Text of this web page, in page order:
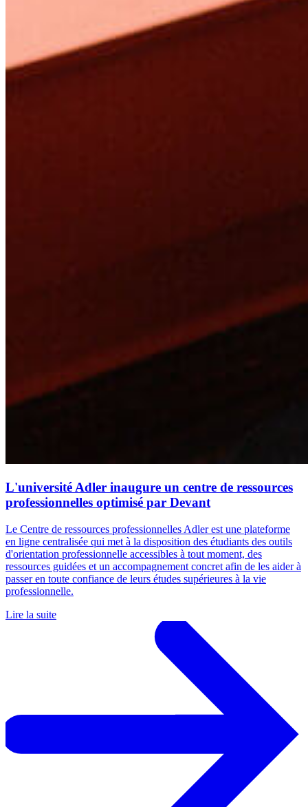
L'université Adler inaugure un centre de ressources
professionnelles optimisé par Devant
Le Centre de ressources professionnelles Adler est une plateforme
en ligne centralisée qui met à la disposition des étudiants des outils
d'orientation professionnelle accessibles à tout moment, des
ressources guidées et un accompagnement concret afin de les aider à
passer en toute confiance de leurs études supérieures à la vie
professionnelle.
Lire la suite